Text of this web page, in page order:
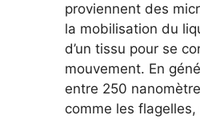
proviennent des
la mobilisation du
d’un tissu pour se
mouvement. En
entre 250
comme les